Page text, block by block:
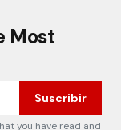
Most
Suscribir
you have read and